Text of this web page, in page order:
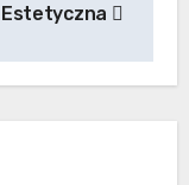
Estetyczna